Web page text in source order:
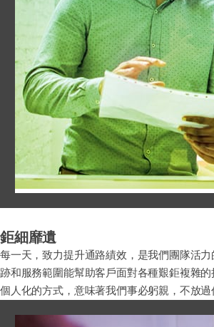
鉅細靡遺
每一天，致力提升通路績效，是我們團隊活
跡和服務範圍能幫助客戶面對各種艱鉅複雜
個人化的方式，意味著我們事必躬親，不放過